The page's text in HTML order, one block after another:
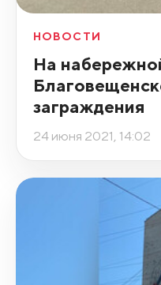
НОВОСТИ
На
заграждения
24 июня 2021, 14:02